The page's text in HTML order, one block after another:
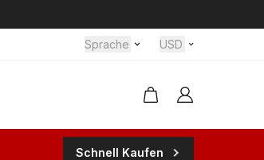
Sprache USD
Schnell Kaufen